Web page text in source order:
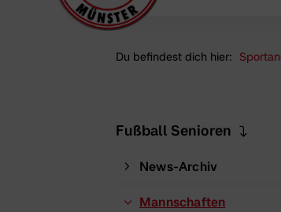
Du befindest dich hier:
Fußball Senioren
News-Archiv
Mannschaften